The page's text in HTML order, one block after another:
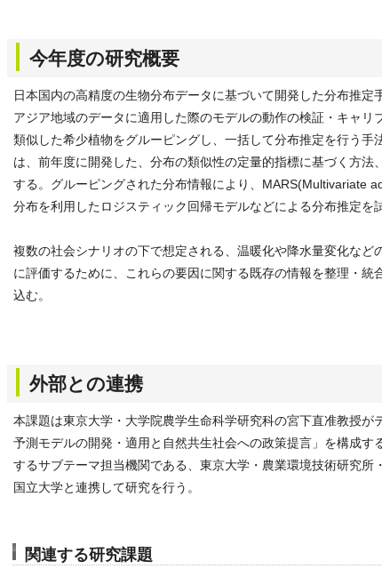
今年度の研究概要
日本国内の高精度の生物分布データに基づいて開発した分布推
アジア地域のデータに適用した際のモデルの動作の検証・キャ
類似した希少植物をグルーピングし、一括して分布推定を行う手
は、前年度に開発した、分布の類似性の定量的指標に基づく方
する。グルーピングされた分布情報により、MARS(Multivariate
分布を利用したロジスティック回帰モデルなどによる分布推定を
複数の社会シナリオの下で想定される、温暖化や降水量変化など
に評価するために、これらの要因に関する既存の情報を整理・統
込む。
外部との連携
本課題は東京大学・大学院農学生命科学研究科の宮下直准教授
予測モデルの開発・適用と自然共生社会への政策提言」を構成す
するサブテーマ担当機関である、東京大学・農業環境技術研究所
国立大学と連携して研究を行う。
関連する研究課題